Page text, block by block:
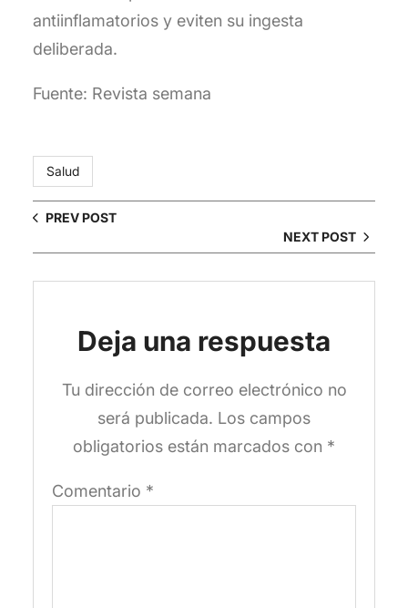
antiinflamatorios y eviten su ingesta
deliberada.
Fuente: Revista semana
Salud
PREV POST
NEXT POST
Deja una respuesta
Tu dirección de correo electrónico no
será publicada. Los campos
obligatorios están marcados con *
Comentario *